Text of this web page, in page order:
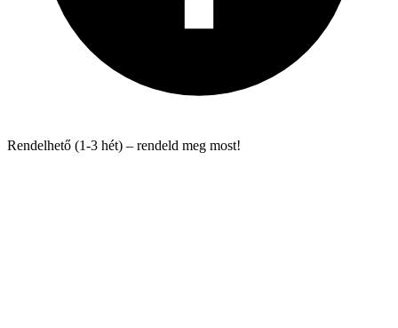
Rendelhető (1-3 hét) – rendeld meg most!